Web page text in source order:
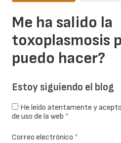
Me ha salido la
toxoplasmosis
puedo hacer?
Estoy siguiendo el blog
He leído atentamente y
de uso de la web *
Correo electrónico *